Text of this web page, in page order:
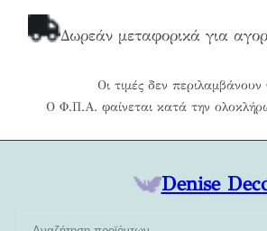
Δωρεάν μεταφορικά για
Οι τιμές δεν
Ο Φ.Π.Α. φαίνεται κατά την
Denise